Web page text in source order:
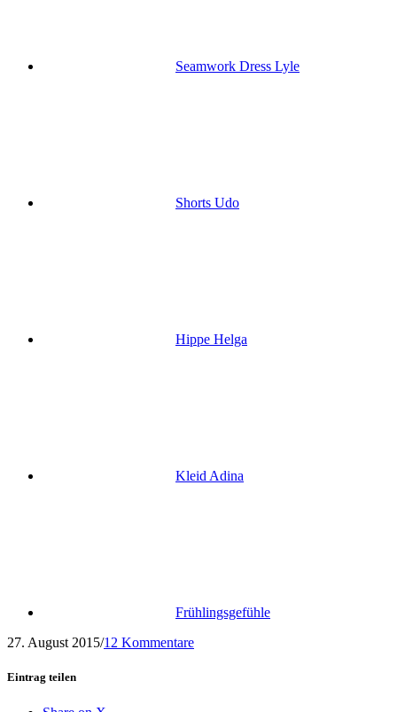
Seamwork Dress Lyle
Shorts Udo
Hippe Helga
Kleid Adina
Frühlingsgefühle
27. August 2015/12 Kommentare
Eintrag teilen